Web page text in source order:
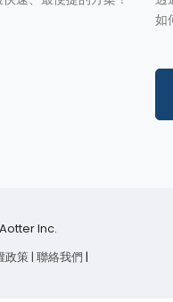
如
Inc.
政策| 聯絡我們 |